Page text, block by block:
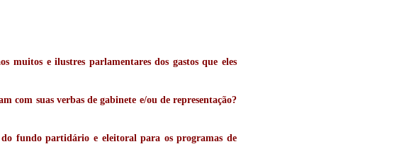
muitos e ilustres parlamentares dos gastos que eles
com suas verbas de gabinete e/ou de representação?
fundo partidário e eleitoral para os programas de